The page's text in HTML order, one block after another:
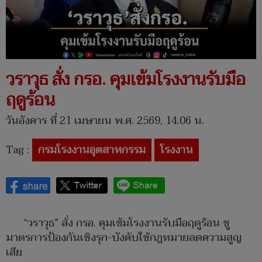
วราวุธ สั่ง กรอ. คุมเข้มโรงงานรับมือ
ฤดูร้อน
วันอังคาร ที่ 21 เมษายน พ.ศ. 2569, 14.06 น.
Tag : กรมโรงงานอุตสาหกรรม โรงงาน
“วราวุธ” สั่ง กรอ. คุมเข้มโรงงานรับมือฤดูร้อน ชู
มาตรการป้องกันเชิงรุก-บังคับใช้กฎหมายลดความสูญ
เสีย